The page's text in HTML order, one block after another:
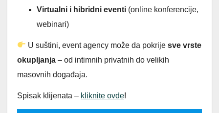
Virtualni i hibridni eventi (online konferencije,
webinari)
U suštini, event agency može da pokrijesve vrste
okupljanja – od intimnih privatnih do velikih
masovnih događaja.
Spisak klijenata – kliknite ovde!